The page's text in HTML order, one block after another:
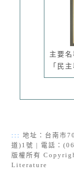
主要
「民
::: 地址：台南市
道)1號 | 電話：
版權所有
Literature